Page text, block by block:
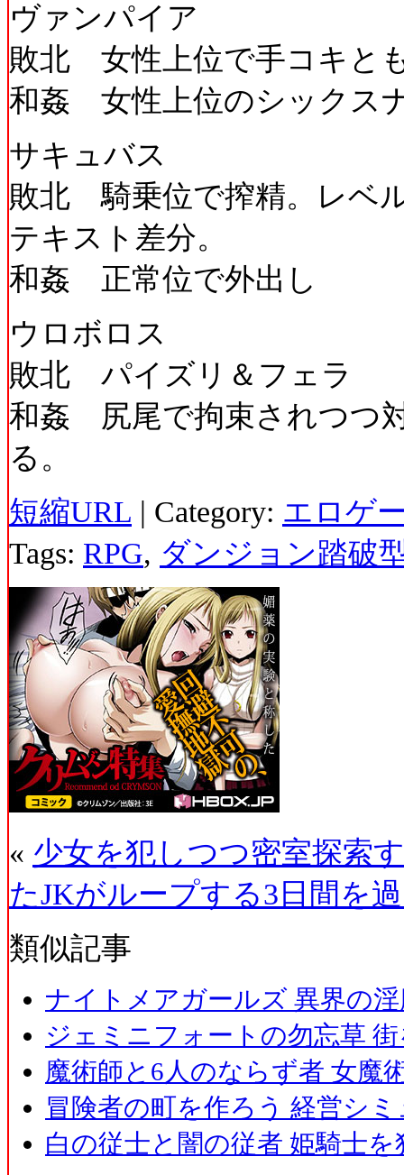
ヴァンパイア
敗北 女性上位で手コキと
和姦 女性上位のシックス
サキュバス
敗北 騎乗位で搾精。レベ
テキスト差分。
和姦 正常位で外出し
ウロボロス
敗北 パイズリ＆フェラ
和姦 尻尾で拘束されつつ
る。
短縮URL | Category: エロゲ
Tags: RPG, ダンジョン踏破
« 少女を犯しつつ密室探索
たJKがループする3日間を
類似記事
ナイトメアガールズ 異界の
ジェミニフォートの勿忘草
魔術師と6人のならず者 女魔
冒険者の町を作ろう 経営シ
白の従士と闇の従者 姫騎士を